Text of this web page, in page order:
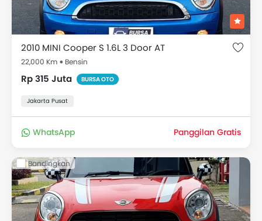
2010 MINI Cooper S 1.6L 3 Door AT
22,000 Km Bensin
Rp 315 Juta BURSA OTO
Jakarta Pusat
WhatsApp Panggilan Gratis
Bandingkan